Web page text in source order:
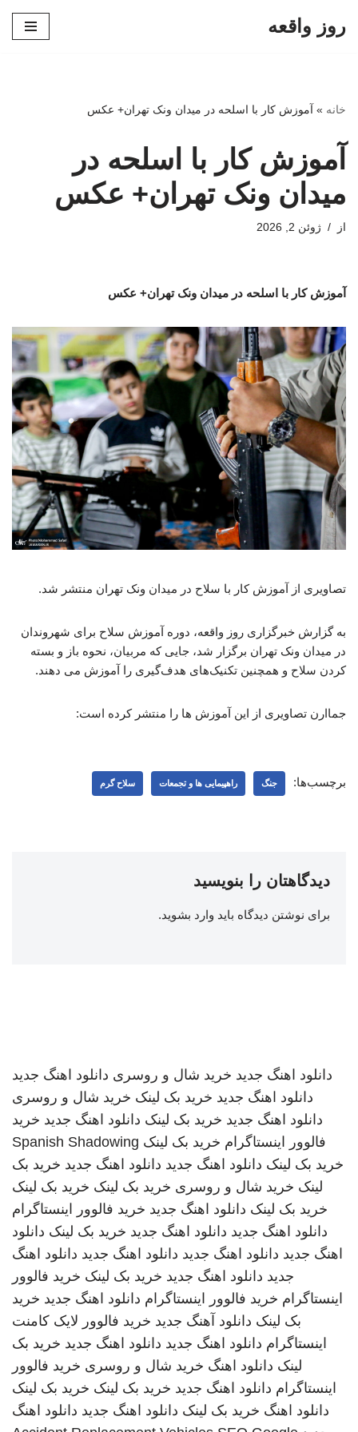
روز واقعه
خانه » آموزش کار با اسلحه در میدان ونک تهران+ عکس
آموزش کار با اسلحه در
میدان ونک تهران+ عکس
از ژوئن 2, 2026
آموزش کار با اسلحه در میدان ونک تهران+ عکس
تصاویری از آموزش کار با سلاح در میدان ونک تهران منتشر شد.
به گزارش خبرگزاری روز واقعه، دوره آموزش سلاح برای شهروندان
در میدان ونک تهران برگزار شد، جایی که مربیان، نحوه باز و بسته
کردن سلاح و همچنین تکنیک‌های هدف‌گیری را آموزش می دهند.
جماارن تصاویری از این آموزش ها را منتشر کرده است:
برچسب‌ها: جنگ راهپیمایی ها و تجمعات سلاح گرم
دیدگاهتان را بنویسید
برای نوشتن دیدگاه باید وارد بشوید.
دانلود اهنگ جدید خرید شال و روسری دانلود اهنگ جدید
دانلود اهنگ جدید خرید بک لینک خرید شال و روسری
دانلود اهنگ جدید خرید بک لینک دانلود اهنگ جدید خرید
فالوور اینستاگرام خرید بک لینک Spanish Shadowing
خرید بک لینک دانلود اهنگ جدید دانلود اهنگ جدید خرید بک
لینک خرید شال و روسری خرید بک لینک خرید بک لینک
خرید بک لینک دانلود اهنگ جدید خرید فالوور اینستاگرام
دانلود اهنگ جدید دانلود اهنگ جدید خرید بک لینک دانلود
اهنگ جدید دانلود اهنگ جدید دانلود اهنگ جدید دانلود اهنگ
جدید دانلود اهنگ جدید خرید بک لینک خرید فالوور
اینستاگرام خرید فالوور اینستاگرام دانلود اهنگ جدید خرید
بک لینک دانلود آهنگ جدید خرید فالوور لایک کامنت
اینستاگرام دانلود اهنگ جدید دانلود اهنگ جدید خرید بک
لینک دانلود اهنگ خرید شال و روسری خرید فالوور
اینستاگرام دانلود اهنگ جدید خرید بک لینک خرید بک لینک
دانلود اهنگ خرید بک لینک دانلود اهنگ جدید دانلود اهنگ